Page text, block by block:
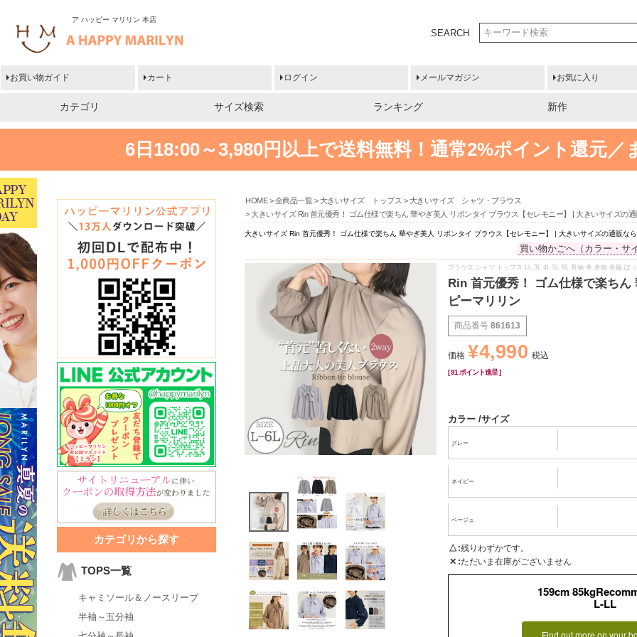
ア ハッピー マリリン 本店
SEARCH
お買い物ガイド カート ログイン メールマガジン お気に入り
カテゴリ サイズ検索 ランキング 新作
6日18:00～3,980円以上で送料無料！ 通常2%ポイント還元／
カテゴリから探す
TOPS一覧
キャミソール＆ノースリーブ
半袖～五分袖
HOME 全商品一覧 大きいサイズ トップス
大きいサイズ シャツ・ブラウス
大きいサイズ Rin 首元優秀！ ゴム仕様で楽ちん 華やぎ美人 リボンタイ ブラウス【セレモニー】 | 大きいサイズの
大きいサイズ Rin 首元優秀！ ゴム仕様で楽ちん 華やぎ美人 リボンタイ ブラウス【セレモニー】 | 大きいサイズの通販な
買い物かごへ（カラー・サ
ブラウス シャツ トップス LL 3L 4L 5L 6L 長袖 冬 冬物 冬服 ぽ
Rin 首元優秀！ ゴム仕様で楽ち
ピーマリリン
商品番号 861613
価格 ¥4,990 税込
[91 ポイント進呈 ]
カラー サイズ
グレー
ネイビー
ベージュ
△ 残りわずかです。
✕ ただいま在庫がございません
159cm
L-LL